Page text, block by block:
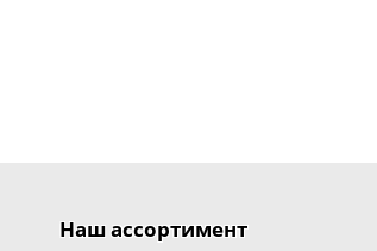
Наш ассортимент